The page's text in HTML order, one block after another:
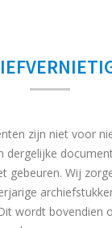
zijn niet voor
dergelijke
gebeuren. Wij
wordt bovendien